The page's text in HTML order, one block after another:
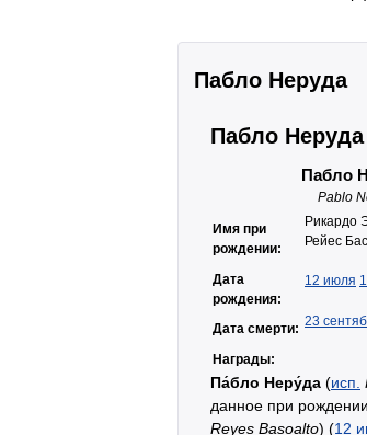
Пабло Неруда
Пабло Неруда
Пабло
Pablo
Имя при
рождении:
Рикардо
Рейес
Дата
рождения:
12 июля
Дата смерти: 23
Награды:
Па́бло Неру́да (исп.
данное при
Reyes Basoalto) (12